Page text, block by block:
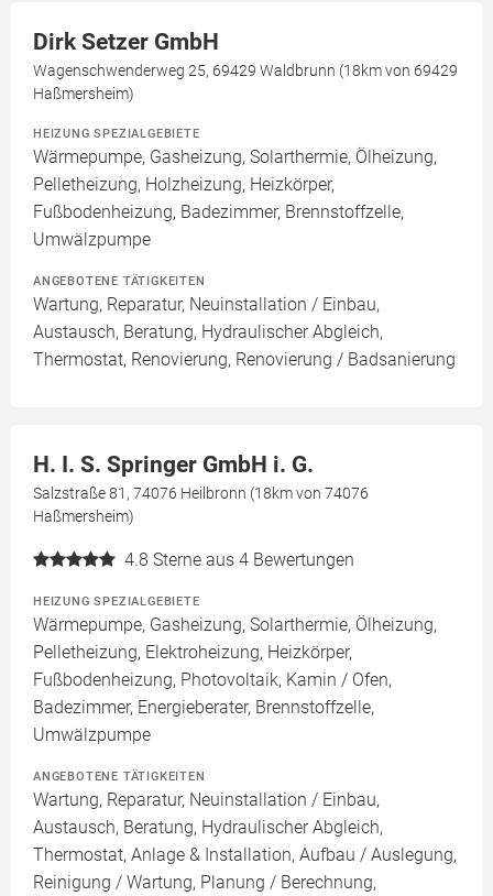
Dirk Setzer GmbH
Wagenschwenderweg 25, 69429 Waldbrunn (18km von 69429
Haßmersheim)
HEIZUNG SPEZIALGEBIETE
Wärmepumpe, Gasheizung, Solarthermie, Ölheizung,
Pelletheizung, Holzheizung, Heizkörper,
Fußbodenheizung, Badezimmer, Brennstoffzelle,
Umwälzpumpe
ANGEBOTENE TÄTIGKEITEN
Wartung, Reparatur, Neuinstallation / Einbau,
Austausch, Beratung, Hydraulischer Abgleich,
Thermostat, Renovierung, Renovierung / Badsanierung
H. I. S. Springer GmbH i. G.
Salzstraße 81, 74076 Heilbronn (18km von 74076
Haßmersheim)
4.8 Sterne aus 4 Bewertungen
HEIZUNG SPEZIALGEBIETE
Wärmepumpe, Gasheizung, Solarthermie, Ölheizung,
Pelletheizung, Elektroheizung, Heizkörper,
Fußbodenheizung, Photovoltaik, Kamin / Ofen,
Badezimmer, Energieberater, Brennstoffzelle,
Umwälzpumpe
ANGEBOTENE TÄTIGKEITEN
Wartung, Reparatur, Neuinstallation / Einbau,
Austausch, Beratung, Hydraulischer Abgleich,
Thermostat, Anlage & Installation, Aufbau / Auslegung,
Reinigung / Wartung, Planung / Berechnung,